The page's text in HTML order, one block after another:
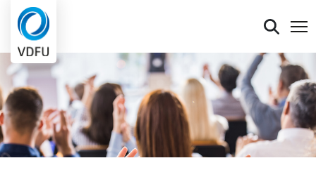
Mitgliederportal
Verband
Mitglieder